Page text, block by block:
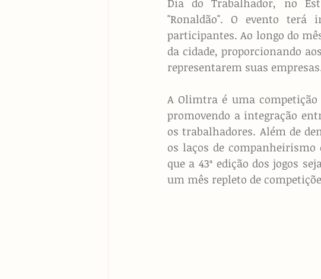
Dia do Trabalhador, no
"Ronaldão". O evento terá
participantes. Ao longo do
da cidade, proporcionando
representarem suas
A Olimtra é uma competição
promovendo a integração
os trabalhadores. Além de
os laços de companheirismo
que a 43ª edição dos jogos
um mês repleto de